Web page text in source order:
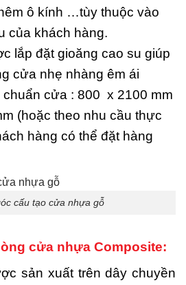
ô kính …tùy thuộc vào
của khách hàng.
lắp đặt gioăng cao su giúp
cửa nhẹ nhàng êm ái
cửa : 800 x 2100 mm
(hoặc theo nhu cầu thực
hàng có thể đặt hàng
cấu tạo cửa nhựa gỗ
cửa nhựa Composite:
sản xuất trên dây chuyền